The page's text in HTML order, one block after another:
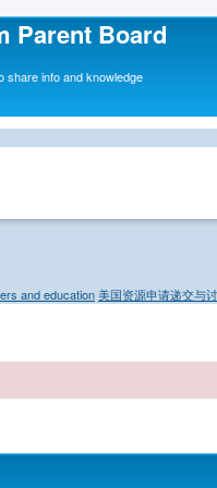
Parent Board
info and knowledge
and education美国资源申请递交与